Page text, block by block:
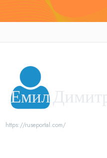
Емил
https://ruseportal.com/